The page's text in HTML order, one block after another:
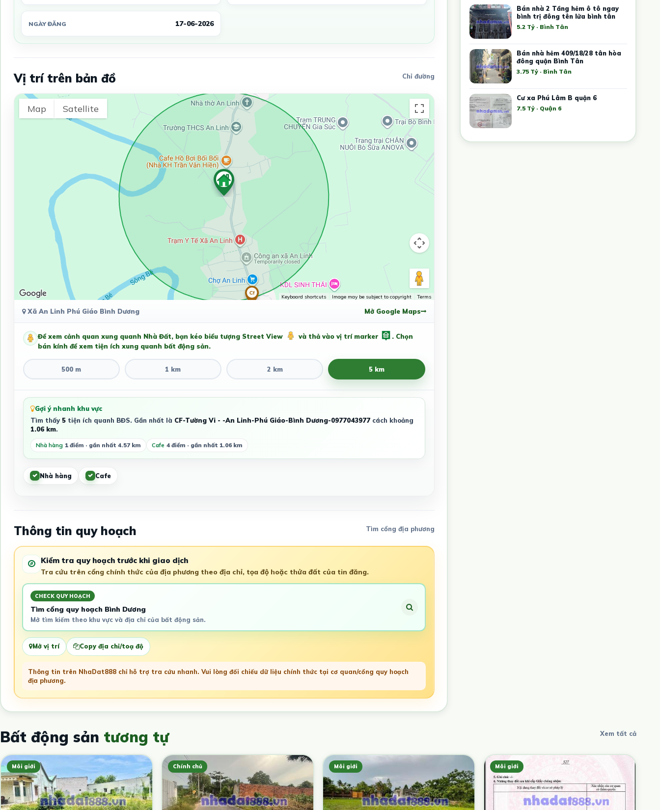
NGÀY ĐĂNG 17-06-2026
Vị trí trên bản đồ Chỉ đường
Map Satellite
Keyboard shortcuts Image may be subject to copyright Terms
Xã An Linh Phú Giáo Bình Dương Mở Google Maps
Để xem cảnh quan xung quanh Nhà Đất, bạn kéo biểu tượng Street View và thả vào vị trí marker
. Chọn
bán kính để xem tiện ích xung quanh bất động sản.
500 m 1 km 2 km 5 km
Gợi ý nhanh khu vực
Tìm thấy 5tiện ích quanh BĐS. Gần nhất là CF-Tường Vi - -An Linh-Phú Giáo-Bình Dương-0977043977cách khoảng
1.06 km.
Nhà hàng 1 điểm · gần nhất 4.57 km Cafe 4 điểm · gần nhất 1.06 km
Nhà hàng Cafe
Thông tin quy hoạch Tìm cổng địa phương
Kiểm tra quy hoạch trước khi giao dịch
Tra cứu trên cổng chính thức của địa phương theo địa chỉ, tọa độ hoặc thửa đất của tin đăng.
CHECK QUY HOẠCH
Tìm cổng quy hoạch Bình Dương
Mở tìm kiếm theo khu vực và địa chỉ của bất động sản.
Mở vị trí Copy địa chỉ/toạ độ
Thông tin trên NhaDat888 chỉ hỗ trợ tra cứu nhanh. Vui lòng đối chiếu dữ liệu chính thức tại cơ quan/cổng quy hoạch
địa phương.
Bán nhà 2 Tầng hẻm ô tô ngay
bình trị đông tên lửa bình tân
5.2 Tỷ · Bình Tân
Bán nhà hẻm 409/18/28 tân hòa
đông quận Bình Tân
3.75 Tỷ · Bình Tân
Cư xa Phú Lâm B quận 6
7.5 Tỷ · Quận 6
Bất động sản tương tự Xem tất cả
Môi giới Chính chủ Môi giới Môi giới